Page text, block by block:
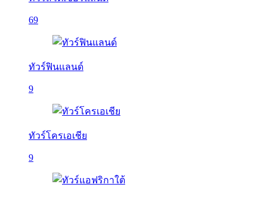
69
ทัวร์ฟินแลนด์
9
ทัวร์โครเอเชีย
9